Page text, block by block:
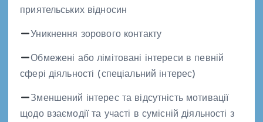
приятельських відносин
Уникнення зорового контакту
Обмежені або лімітовані інтереси в певній
сфері діяльності (спеціальний інтерес)
Зменшений інтерес та відсутність мотивації
щодо взаємодії та участі в сумісній діяльності з